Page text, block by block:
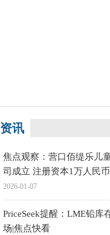
资讯
焦点观察：营口佰缇乐儿
司成立 注册资本1万人民币
2026-01-07
PriceSeek提醒：LME铅库
场|焦点快看